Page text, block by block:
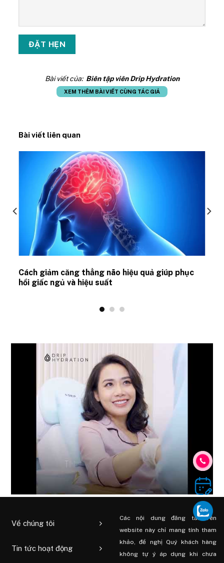
Bài viết của: Biên tập viên Drip Hydration
XEM THÊM BÀI VIẾT CÙNG TÁC GIẢ
Bài viết liên quan
Cách giảm căng thẳng não hiệu quả giúp phục
hồi giấc ngủ và hiệu suất
Về chúng tôi
Tin tức hoạt động
Các nội dung đăng tải trên
website này chỉ mang tính tham
khảo, đề nghị Quý khách hàng
không tự ý áp dụng khi chưa